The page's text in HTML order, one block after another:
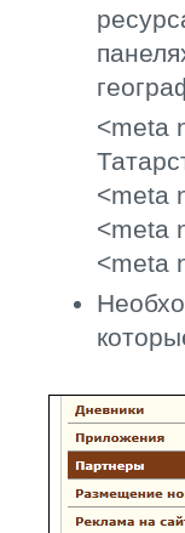
<meta
<meta
<meta
<meta